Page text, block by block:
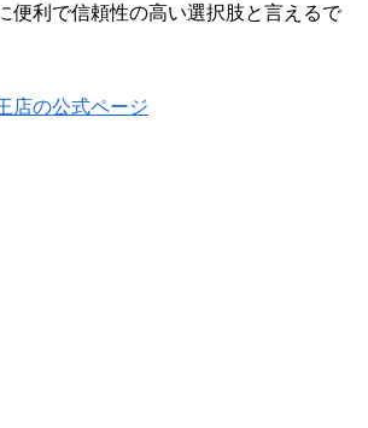
便利で信頼性の高い選択肢と言えるで
店の公式ページ